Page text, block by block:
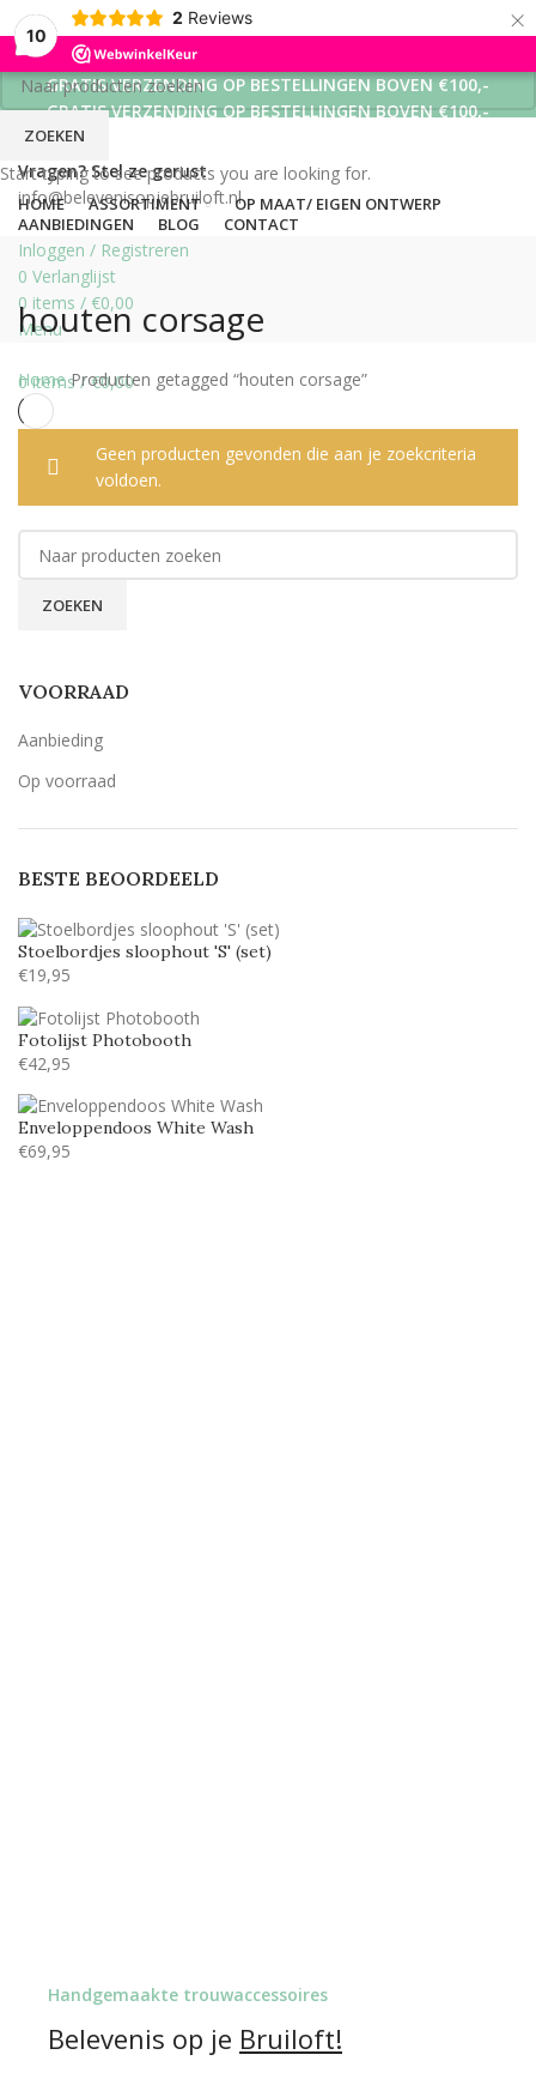
10
2 Reviews ×
GRATIS VERZENDING OP BESTELLINGEN BOVEN €100,-
GRATIS VERZENDING OP BESTELLINGEN BOVEN €100,-
GRATIS VERZENDING OP BESTELLINGEN BOVEN €100,-
Vragen? Stel ze gerust
info@belevenisopjebruiloft.nl
Inloggen / Registreren
0 Verlanglijst
0 items / €0,00
Menu
0items / €0,00
HOME ASSORTIMENT
OP MAAT/ EIGEN ONTWERP
AANBIEDINGEN
BLOG CONTACT
houten corsage
VOORRAAD
Aanbieding
Op voorraad
BESTE BEOORDEELD
Stoelbordjes sloophout 'S' (set)
€19,95
Fotolijst Photobooth
€42,95
Enveloppendoos White Wash
€69,95
HomeProducten getagged “houten corsage”
Geen producten gevonden die aan je zoekcriteria
voldoen.
ZOEKEN
Handgemaakte trouwaccessoires
Belevenis op je Bruiloft!
ZOEKEN
Start typing to see products you are looking for.